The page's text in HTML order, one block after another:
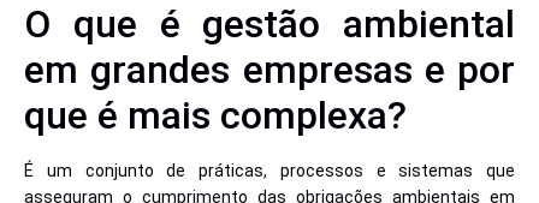
O que é gestão ambiental
em grandes empresas e por
que é mais complexa?
É um conjunto de práticas, processos e sistemas que
asseguram o cumprimento das obrigações ambientais em